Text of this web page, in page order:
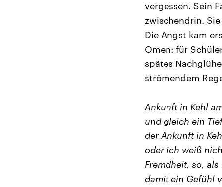
vergessen. Sein
zwischendrin.
Die Angst kam
Omen: für
spätes
strömendem
Ankunft in Kehl
und gleich ein
der Ankunft in
oder ich weiß
Fremdheit, so,
damit ein Gefühl